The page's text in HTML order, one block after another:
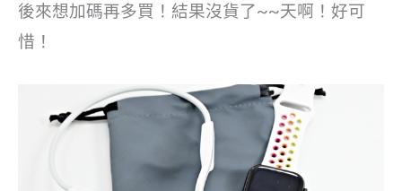
後來想加碼再多買！結果沒貨了~~天啊！好可
惜！